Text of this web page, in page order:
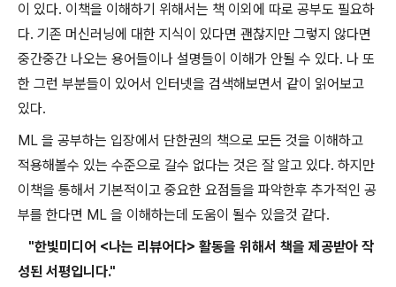
이 있다. 이책을 이해하기 위해서는 책 이외에 따로 공부도 필요하
다. 기존 머신러닝에 대한 지식이 있다면 괜찮지만 그렇지 않다면
중간중간 나오는 용어들이나 설명들이 이해가 안될 수 있다. 나 또
한 그런 부분들이 있어서 인터넷을 검색해보면서 같이 읽어보고
있다.
ML 을 공부하는 입장에서 단한권의 책으로 모든 것을 이해하고
적용해볼수 있는 수준으로 갈수 없다는 것은 잘 알고 있다. 하지만
이책을 통해서 기본적이고 중요한 요점들을 파악한후 추가적인 공
부를 한다면 ML 을 이해하는데 도움이 될수 있을것 같다.
"한빛미디어 <나는 리뷰어다> 활동을 위해서 책을 제공받아 작
성된 서평입니다."